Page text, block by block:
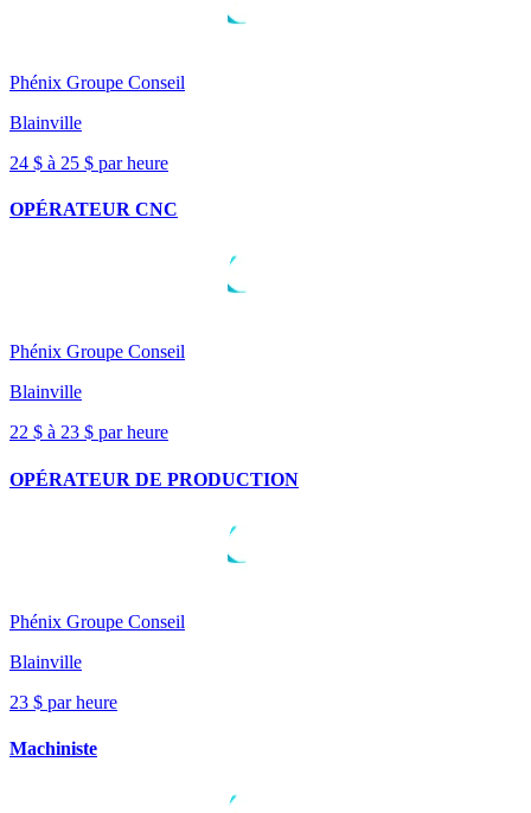
Phénix Groupe Conseil
Blainville
24 $ à 25 $ par heure
OPÉRATEUR CNC
Phénix Groupe Conseil
Blainville
22 $ à 23 $ par heure
OPÉRATEUR DE PRODUCTION
Phénix Groupe Conseil
Blainville
23 $ par heure
Machiniste